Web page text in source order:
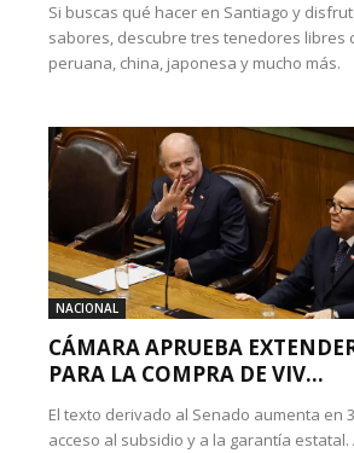
Si buscas qué hacer en Santiago y
sabores, descubre tres tenedores libres
peruana, china, japonesa y mucho más.
NACIONAL
CÁMARA APRUEBA
PARA LA COMPRA DE VIV...
El texto derivado al Senado aumenta en
acceso al subsidio y a la garantía